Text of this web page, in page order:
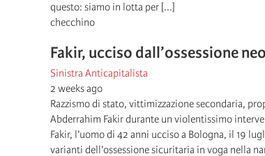
questo: siamo in lotta per [...]
checchino
Fakir, ucciso dall’ossessione
Sinistra Anticapitalista
2 weeks ago
Razzismo di stato, vittimizzazione secondaria,
Abderrahim Fakir durante un violentissimo
Fakir, l’uomo di 42 anni ucciso a Bologna, il 19
varianti dell’ossessione sicuritaria in voga nella